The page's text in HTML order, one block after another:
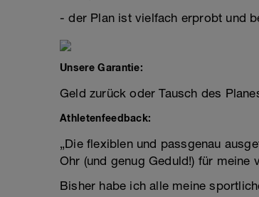
- der Plan ist vielfach erprobt und
Unsere Garantie:
Geld zurück oder Tausch des
Athletenfeedback:
„Die flexiblen und passgenau
Ohr (und genug Geduld!) für meine
Bisher habe ich alle meine